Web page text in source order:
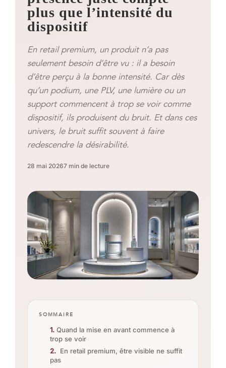
plus que l’intensité du
dispositif
En retail premium, un produit n’a pas
seulement besoin d’être vu : il a besoin
d’être perçu à la bonne intensité. Car dès
qu’un podium, une PLV, une lumière ou un
support commencent à trop se voir comme
dispositif, ils produisent du bruit. Et dans ces
univers, le bruit suffit souvent à faire
redescendre la désirabilité.
28 mai 20267 min de lecture
SOMMAIRE
Quand la mise en avant commence à
trop se voir
En retail premium, être visible ne suffit
pas